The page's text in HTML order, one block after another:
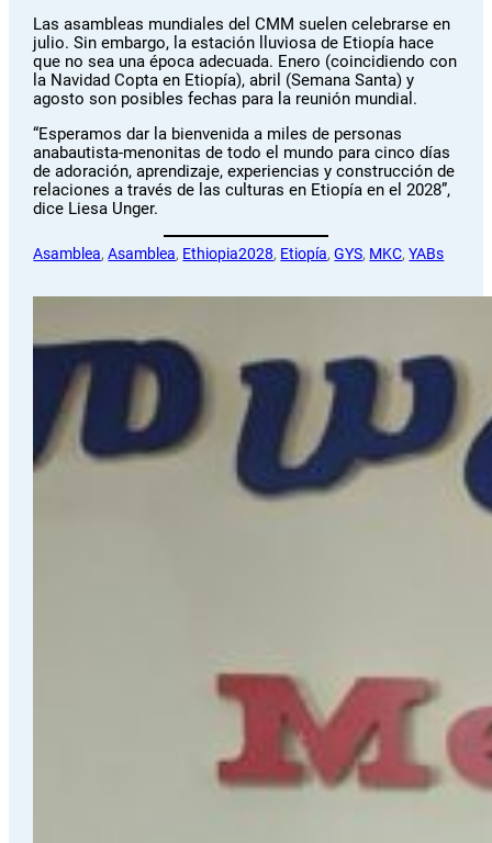
Las asambleas mundiales del CMM suelen celebrarse en
julio. Sin embargo, la estación lluviosa de Etiopía hace
que no sea una época adecuada. Enero (coincidiendo con
la Navidad Copta en Etiopía), abril (Semana Santa) y
agosto son posibles fechas para la reunión mundial.
“Esperamos dar la bienvenida a miles de personas
anabautista-menonitas de todo el mundo para cinco días
de adoración, aprendizaje, experiencias y construcción de
relaciones a través de las culturas en Etiopía en el 2028”,
dice Liesa Unger.
Asamblea, Asamblea, Ethiopia2028, Etiopía, GYS, MKC, YABs